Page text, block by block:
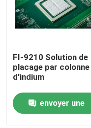
Accueil
Produits
FI-9210 Solution de
placage par colonne
d'indium
envoyer une